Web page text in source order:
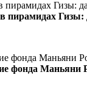
фонда Маньяни